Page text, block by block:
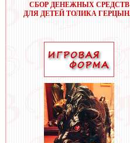
СБОР ДЕНЕЖНЫХ СРЕДСТВ
ДЛЯ ДЕТЕЙ ТОЛИКА